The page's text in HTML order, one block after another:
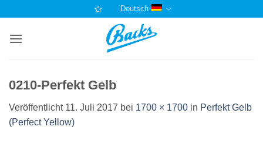
springen
Deutsch
0210-Perfekt Gelb
Veröffentlicht 11. Juli 2017 bei 1700 × 1700 in Perfekt Gelb
(Perfect Yellow)